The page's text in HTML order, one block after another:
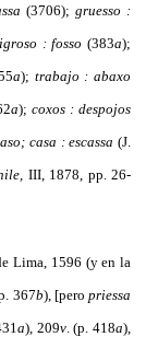
(3706);gruesso :
:fosso(383a);
a); trabajo : abaxo
a);coxos :despojos
casa :escassa(J.
III, 1878, pp. 26-
Lima, 1596 (y en la
367b), [pero priessa
a), 209v. (p. 418a),